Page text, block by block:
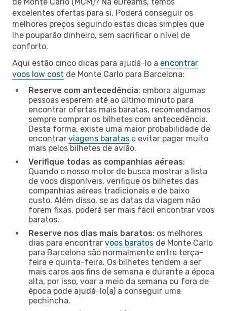
excelentes ofertas para si. Poderá conseguir os
melhores preços seguindo estas dicas simples que
lhe pouparão dinheiro, sem sacrificar o nível de
conforto.
Aqui estão cinco dicas para ajudá-lo a encontrar
voos low cost de Monte Carlo para Barcelona:
Reserve com antecedência: embora algumas
pessoas esperem até ao último minuto para
encontrar ofertas mais baratas, recomendamos
sempre comprar os bilhetes com antecedência.
Desta forma, existe uma maior probabilidade de
encontrar viagens baratas e evitar pagar muito
mais pelos bilhetes de avião.
Verifique todas as companhias aéreas:
Quando o nosso motor de busca mostrar a lista
de voos disponíveis, verifique os bilhetes das
companhias aéreas tradicionais e de baixo
custo. Além disso, se as datas da viagem não
forem fixas, poderá ser mais fácil encontrar voos
baratos.
Reserve nos dias mais baratos: os melhores
dias para encontrar voos baratos de Monte Carlo
para Barcelona são normalmente entre terça-
feira e quinta-feira. Os bilhetes tendem a ser
mais caros aos fins de semana e durante a época
alta, por isso, voar a meio da semana ou fora de
época pode ajudá-lo(a) a conseguir uma
pechincha.